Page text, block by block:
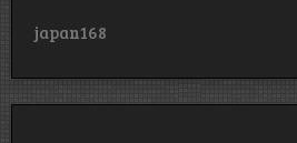
japan168